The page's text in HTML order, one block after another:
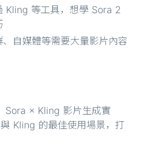
Kling 等工具，想學 Sora 2
、自媒體等需要大量影片內容
Sora × Kling 影片生成實
Kling 的最佳使用場景，打